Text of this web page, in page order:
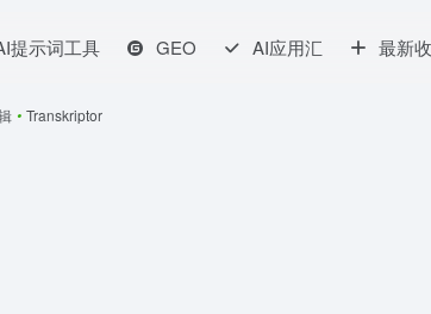
提示词工具 GEO AI应用汇 最新
• Transkriptor